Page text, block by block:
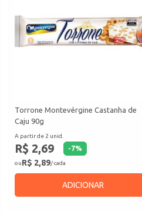
Torrone Montevérgine Castanha de
Caju 90g
A partir de 2 unid.
R$ 2,69 -7%
ouR$ 2,89/ cada
ADICIONAR